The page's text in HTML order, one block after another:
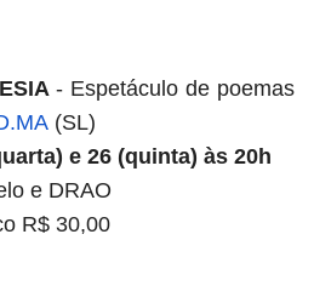
- Espetáculo de poemas
(SL)
e 26 (quinta) às 20h
e DRAO
R$ 30,00